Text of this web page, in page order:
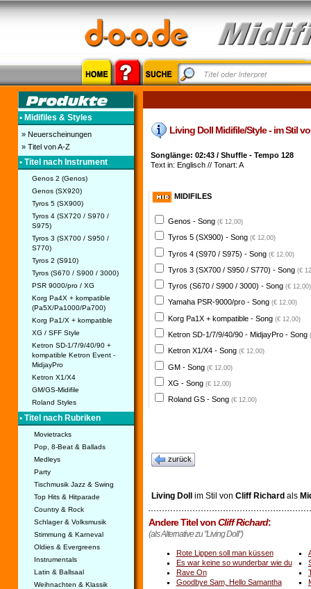
• Midifiles & Styles
» Neuerscheinungen
» Titel von A-Z
• Titel nach Instrument
Genos 2 (Genos)
Genos (SX920)
Tyros 5 (SX900)
Tyros 4 (SX720 / S970 /
S975)
Tyros 3 (SX700 / S950 /
S770)
Tyros 2 (S910)
Tyros (S670 / S900 / 3000)
PSR 9000/pro / XG
Korg Pa4X + kompatible
(Pa5X/Pa1000/Pa700)
Korg Pa1/X + kompatible
XG / SFF Style
Ketron SD-1/7/9/40/90 +
kompatible Ketron Event -
MidjayPro
Ketron X1/X4
GM/GS-Midifile
Roland Styles
• Titel nach Rubriken
Movietracks
Pop, 8-Beat & Ballads
Medleys
Party
Tischmusik Jazz & Swing
Top Hits & Hitparade
Country & Rock
Schlager & Volksmusik
Stimmung & Karneval
Oldies & Evergreens
Instrumentals
Latin & Ballsaal
Weihnachten & Klassik
Living Doll Midifile/Style - im Stil
Songlänge: 02:43 / Shuffle - Tempo 128
Text in: Englisch // Tonart: A
MIDIFILES
Genos - Song (€ 12,00)
Tyros 5 (SX900) - Song (€ 12,00)
Tyros 4 (S970 / S975) - Song (€ 12,00)
Tyros 3 (SX700 / S950 / S770) - Song (€
Tyros (S670 / S900 / 3000) - Song (€ 12,00)
Yamaha PSR-9000/pro - Song (€ 12,00)
Korg Pa1X + kompatible - Song (€ 12,00)
Ketron SD-1/7/9/40/90 - MidjayPro - Song
Ketron X1/X4 - Song (€ 12,00)
GM - Song (€ 12,00)
XG - Song (€ 12,00)
Roland GS - Song (€ 12,00)
zurück
Living Dollim Stil von Cliff Richardals
Andere Titel vonCliff Richard:
(als Alternative zu "Living Doll")
Rote Lippen soll man küssen
Es war keine so wunderbar wie du
Rave On
Goodbye Sam, Hello Samantha